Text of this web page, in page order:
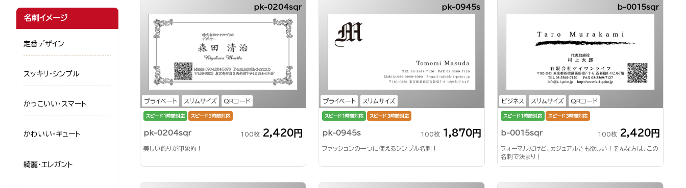
プライベート スリムサイズ QRコード
pk-0204sqr
スピード1時間対応 スピード3時間対応
pk-0204sqr 100枚 2,420円
美しい飾りが印象的！
プライベート スリムサイズ
pk-0945s
スピード1時間対応 スピード3時間対応
pk-0945s 100枚 1,870円
ファッションの一つに使えるシンプル名刺！
ビジネス スリムサイズ QRコード
b-0015sqr
スピード1時間対応 スピード3時間対応
b-0015sqr 100枚 2,420円
フォーマルだけど、カジュアルさも欲しい！そんな方は、この
名刺で決まり！
名刺イメージ
定番デザイン
スッキリ・シンプル
かっこいい・スマート
かわいい・キュート
綺麗・エレガント